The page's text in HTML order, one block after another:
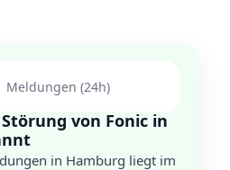
Meldungen (24h)
von Fonic in
in Hamburg liegt im